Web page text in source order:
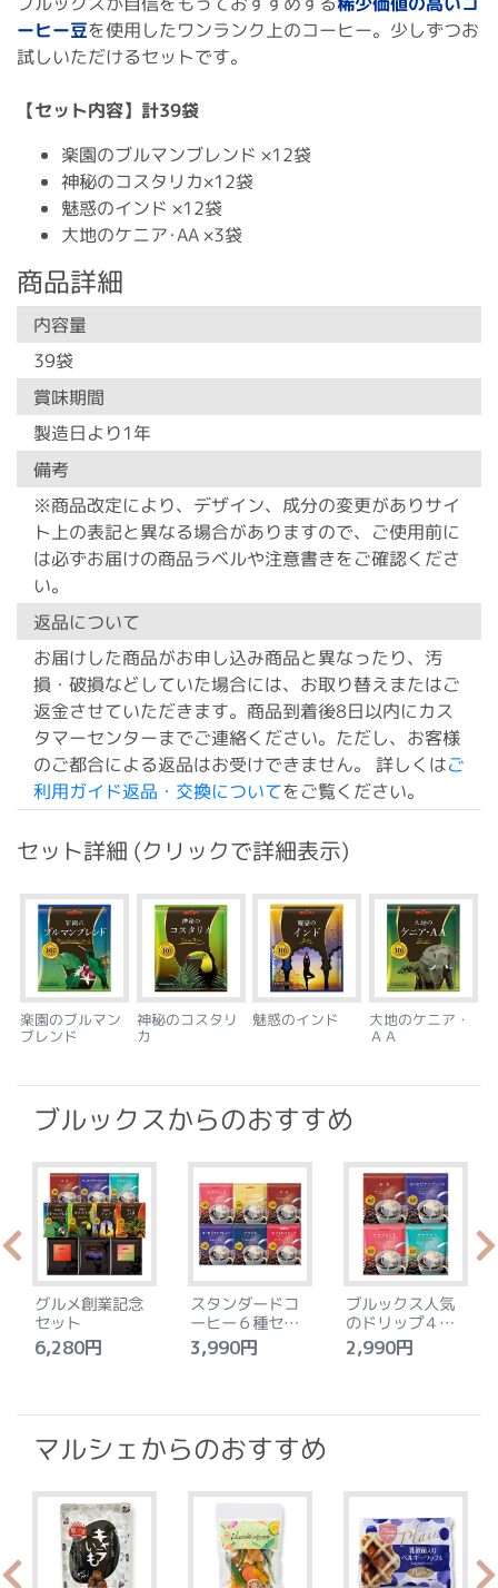
ーヒー豆を使用したワンランク上のコーヒー。少しずつお
試しいただけるセットです。
【セット内容】計39袋
楽園のブルマンブレンド ×12袋
神秘のコスタリカ×12袋
魅惑のインド ×12袋
大地のケニア･AA ×3袋
商品詳細
内容量
39袋
賞味期間
製造日より1年
備考
※商品改定により、デザイン、成分の変更がありサイ
ト上の表記と異なる場合がありますので、ご使用前に
は必ずお届けの商品ラベルや注意書きをご確認くださ
い。
返品について
お届けした商品がお申し込み商品と異なったり、汚
損・破損などしていた場合には、お取り替えまたはご
返金させていただきます。商品到着後8日以内にカス
タマーセンターまでご連絡ください。ただし、お客様
のご都合による返品はお受けできません。 詳しくはご
利用ガイド返品・交換についてをご覧ください。
セット詳細 (クリックで詳細表示)
楽園のブルマン
ブレンド
神秘のコスタリ
カ
魅惑のインド 大地のケニア・
ＡＡ
ブルックスからのおすすめ
グルメ創業記念
セット
6,280円
スタンダードコ
ーヒー６種セッ
ト
3,990円
ブルックス人気
のドリップ４種
セット
2,990円
マルシェからのおすすめ